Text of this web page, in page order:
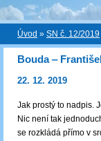
Úvod » SN č. 12/2019
Bouda ‒
22. 12. 2019
Jak prostý to nadpis.
Nic není tak
se rozkládá přímo v